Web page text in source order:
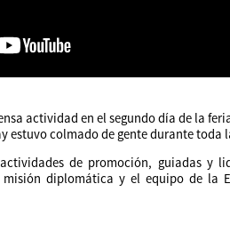
actividad en el segundo día de la
estuvo colmado de gente durante toda
de promoción, guiadas y
diplomática y el equipo de la